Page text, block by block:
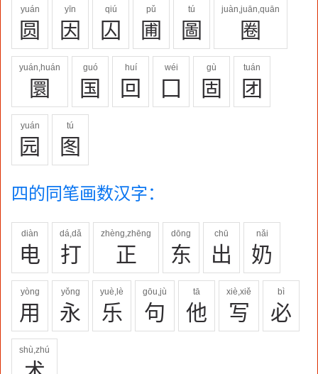
yuán
圆
yīn
因
qiú
囚
pǔ
圃
tú
圖
juàn,juān,quān
圈
yuán,huán
圜
guó
国
huí
回
wéi
囗
gù
固
tuán
团
yuán
园
tú
图
四的同笔画数汉字：
diàn
电
dá,dǎ
打
zhèng,zhēng
正
dōng
东
chū
出
nǎi
奶
yòng
用
yǒng
永
yuè,lè
乐
gōu,jù
句
tā
他
xiè,xiě
写
bì
必
shù,zhú